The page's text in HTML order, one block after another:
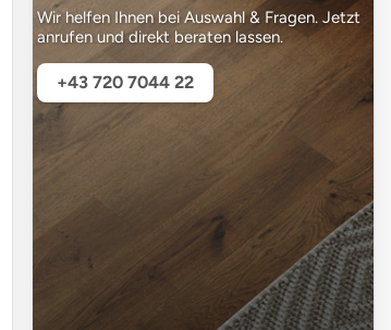
Wir helfen Ihnen bei Auswahl & Fragen. Jetzt
anrufen und direkt beraten lassen.
+43 720 7044 22